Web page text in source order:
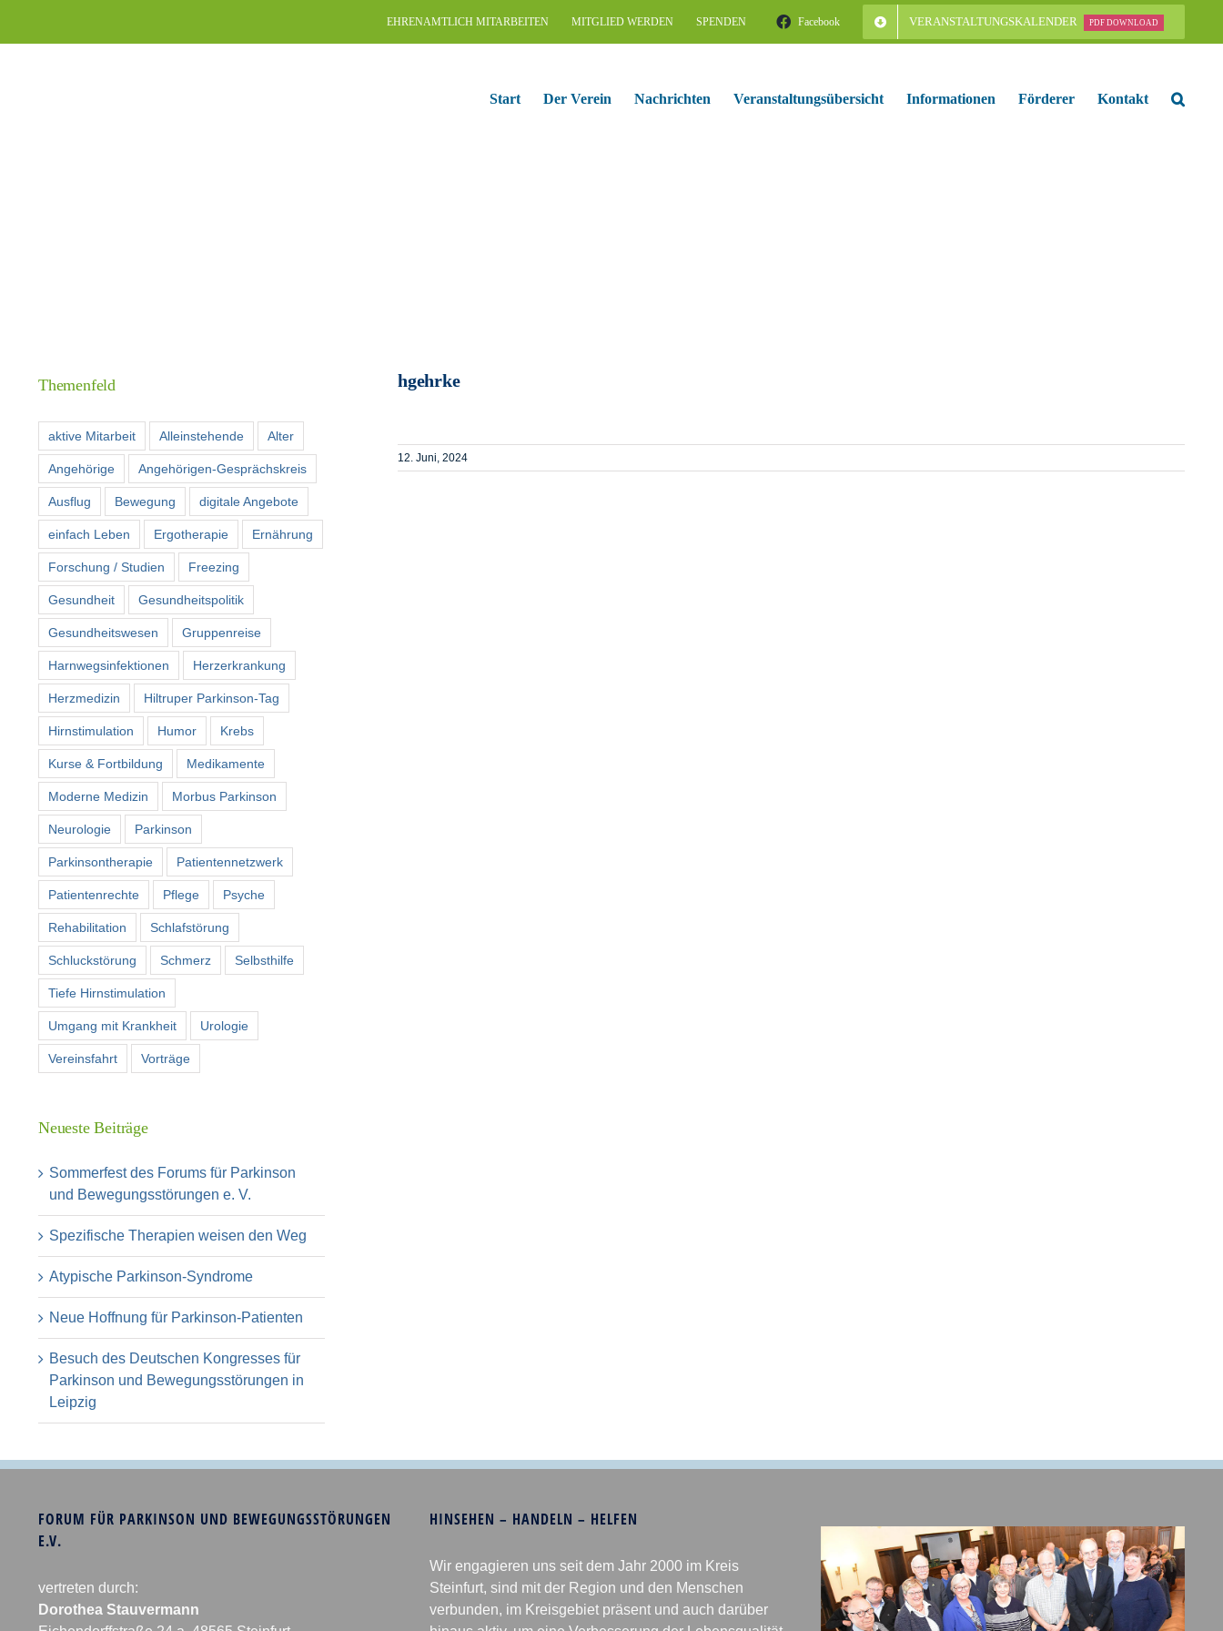
EHRENAMTLICH MITARBEITEN MITGLIED WERDEN SPENDEN Facebook VERANSTALTUNGSKALENDER PDF DOWNLOAD
Start Der Verein Nachrichten Veranstaltungsübersicht Informationen Förderer Kontakt
hgehrke
12. Juni, 2024
Themenfeld
aktive Mitarbeit Alleinstehende Alter
Angehörige Angehörigen-Gesprächskreis
Ausflug Bewegung digitale Angebote
einfach Leben Ergotherapie Ernährung
Forschung / Studien Freezing
Gesundheit Gesundheitspolitik
Gesundheitswesen Gruppenreise
Harnwegsinfektionen Herzerkrankung
Herzmedizin Hiltruper Parkinson-Tag
Hirnstimulation Humor Krebs
Kurse & Fortbildung Medikamente
Moderne Medizin Morbus Parkinson
Neurologie Parkinson
Parkinsontherapie Patientennetzwerk
Patientenrechte Pflege Psyche
Rehabilitation Schlafstörung
Schluckstörung Schmerz Selbsthilfe
Tiefe Hirnstimulation
Umgang mit Krankheit Urologie
Vereinsfahrt Vorträge
Neueste Beiträge
Sommerfest des Forums für Parkinson
und Bewegungsstörungen e. V.
Spezifische Therapien weisen den Weg
Atypische Parkinson-Syndrome
Neue Hoffnung für Parkinson-Patienten
Besuch des Deutschen Kongresses für
Parkinson und Bewegungsstörungen in
Leipzig
FORUM FÜR PARKINSON UND BEWEGUNGSSTÖRUNGEN
E.V.
vertreten durch:
Dorothea Stauvermann
HINSEHEN – HANDELN – HELFEN
Wir engagieren uns seit dem Jahr 2000 im Kreis
Steinfurt, sind mit der Region und den Menschen
verbunden, im Kreisgebiet präsent und auch darüber